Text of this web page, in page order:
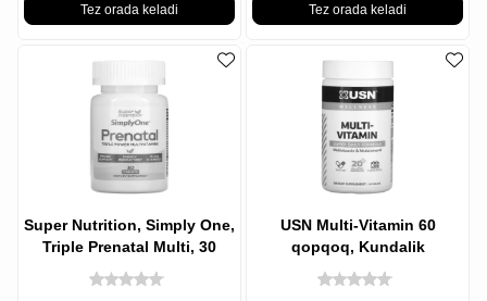
Tez orada keladi Tez orada keladi
Super Nutrition, Simply One,
Triple Prenatal Multi, 30
Tabletka
USN Multi-Vitamin 60
qopqoq, Kundalik
Multivitamin, 60 Tabletka